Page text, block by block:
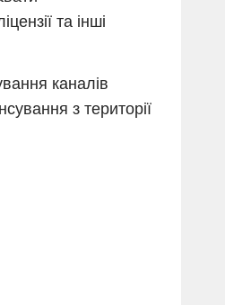
та інші
каналів
з території